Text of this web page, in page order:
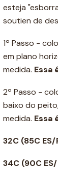
esteja
soutien de
1º Passo -
em plano
medida. Essa
2º Passo -
baixo do
medida. Essa
32C (85C ES/
34C (90C ES/